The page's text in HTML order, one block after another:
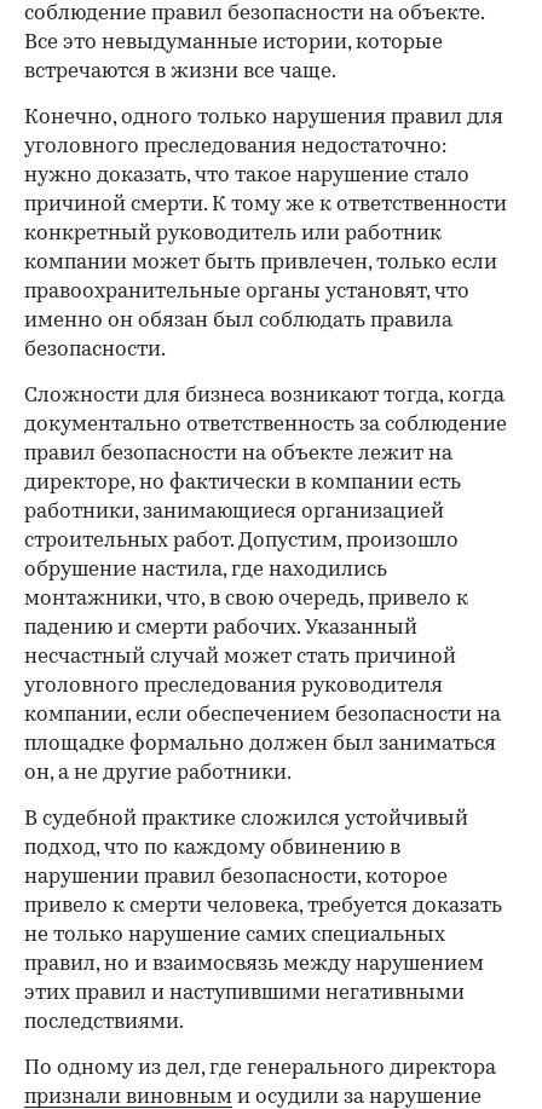
соблюдение правил безопасности на объекте.
Все это невыдуманные истории, которые
встречаются в жизни все чаще.
Конечно, одного только нарушения правил для
уголовного преследования недостаточно:
нужно доказать, что такое нарушение стало
причиной смерти. К тому же к ответственности
конкретный руководитель или работник
компании может быть привлечен, только если
правоохранительные органы установят, что
именно он обязан был соблюдать правила
безопасности.
Сложности для бизнеса возникают тогда, когда
документально ответственность за соблюдение
правил безопасности на объекте лежит на
директоре, но фактически в компании есть
работники, занимающиеся организацией
строительных работ. Допустим, произошло
обрушение настила, где находились
монтажники, что, в свою очередь, привело к
падению и смерти рабочих. Указанный
несчастный случай может стать причиной
уголовного преследования руководителя
компании, если обеспечением безопасности на
площадке формально должен был заниматься
он, а не другие работники.
В судебной практике сложился устойчивый
подход, что по каждому обвинению в
нарушении правил безопасности, которое
привело к смерти человека, требуется доказать
не только нарушение самих специальных
правил, но и взаимосвязь между нарушением
этих правил и наступившими негативными
последствиями.
По одному из дел, где генерального директора
признали виновным и осудили за нарушение